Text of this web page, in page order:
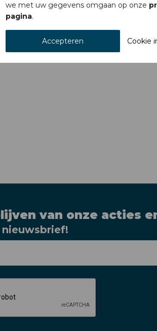
we met uw gegevens omgaan op onze
pagina.
Cookie
Accepteren
van onze acties
nieuwsbrief!